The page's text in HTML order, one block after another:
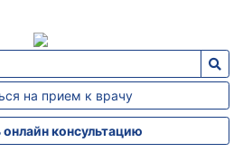
на прием к врачу
консультацию